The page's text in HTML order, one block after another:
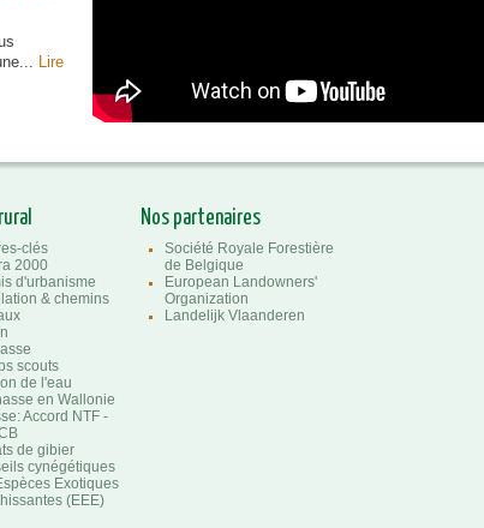
Lire
clés
2000
d'urbanisme
& chemins
scouts
de l'eau
en Wallonie
Accord NTF -
de gibier
cynégétiques
Exotiques
(EEE)
Nos partenaires
Société Royale Forestière
de Belgique
European Landowners'
Organization
Landelijk Vlaanderen